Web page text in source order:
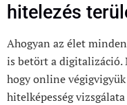
hitelezés
Ahogyan az élet
is betört a digitalizáció.
hogy online
hitelképesség